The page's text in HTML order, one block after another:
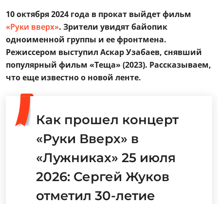
10 октября 2024 года в прокат выйдет фильм
«Руки вверх». Зрители увидят байопик
одноименной группы и ее фронтмена.
Режиссером выступил Аскар Узабаев, снявший
популярный фильм «Теща» (2023). Рассказываем,
что еще известно о новой ленте.
Как прошел концерт
«Руки Вверх» в
«Лужниках» 25 июля
2026: Сергей Жуков
отметил 30-летие